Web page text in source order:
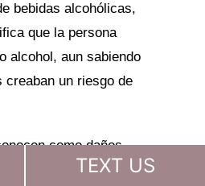
bebidas alcohólicas,
que la persona
alcohol, aun sabiendo
creaban un riesgo de
como daños
A diferencia de los
TEXT US